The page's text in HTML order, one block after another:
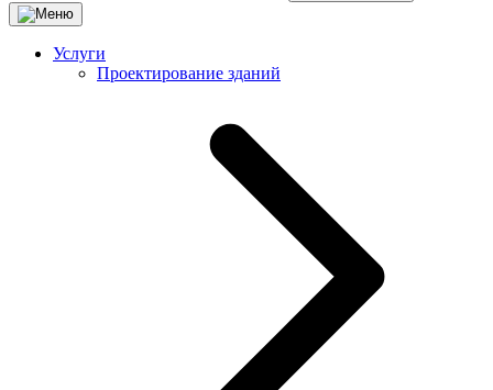
Услуги
Проектирование зданий